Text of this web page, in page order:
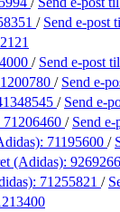
/ Send e-post
/ Send e-post
/ Send e-
/ Send e-
71206460 / Send e-
71195600 /
(Adidas):
71255821 /